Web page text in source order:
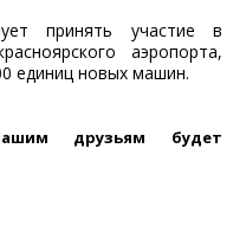
принять участие в
аэропорта,
единиц новых машин.
друзьям будет